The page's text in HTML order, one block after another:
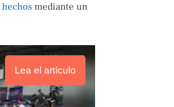
hechos mediante un
Lea el artículo